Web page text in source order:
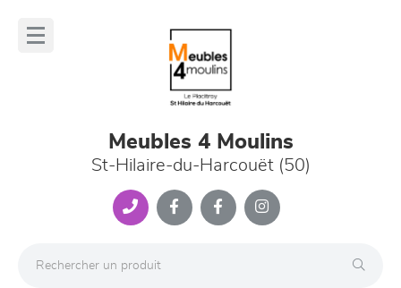
Meubles 4 Moulins
St-Hilaire-du-Harcouët (50)